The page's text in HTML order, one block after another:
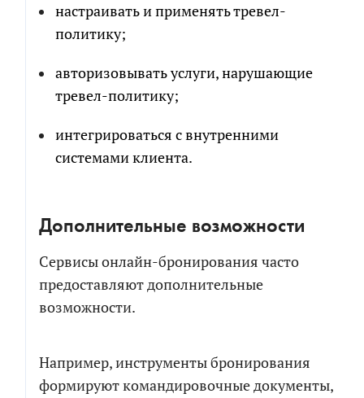
настраивать и применять тревел-
политику;
авторизовывать услуги, нарушающие
тревел-политику;
интегрироваться с внутренними
системами клиента.
Дополнительные возможности
Сервисы онлайн-бронирования часто
предоставляют дополнительные
возможности.
Например, инструменты бронирования
формируют командировочные документы,